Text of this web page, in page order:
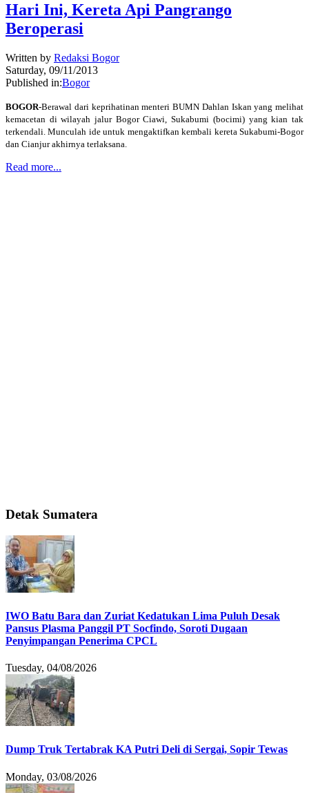
Hari Ini, Kereta Api Pangrango
Beroperasi
Written by Redaksi Bogor
Saturday, 09/11/2013
Published in:Bogor
BOGOR-Berawal dari keprihatinan menteri BUMN Dahlan Iskan yang melihat
kemacetan di wilayah jalur Bogor Ciawi, Sukabumi (bocimi) yang kian tak
terkendali. Munculah ide untuk mengaktifkan kembali kereta Sukabumi-Bogor
dan Cianjur akhirnya terlaksana.
Read more...
Detak Sumatera
IWO Batu Bara dan Zuriat Kedatukan Lima Puluh Desak
Pansus Plasma Panggil PT Socfindo, Soroti Dugaan
Penyimpangan Penerima CPCL
Tuesday, 04/08/2026
Dump Truk Tertabrak KA Putri Deli di Sergai, Sopir Tewas
Monday, 03/08/2026